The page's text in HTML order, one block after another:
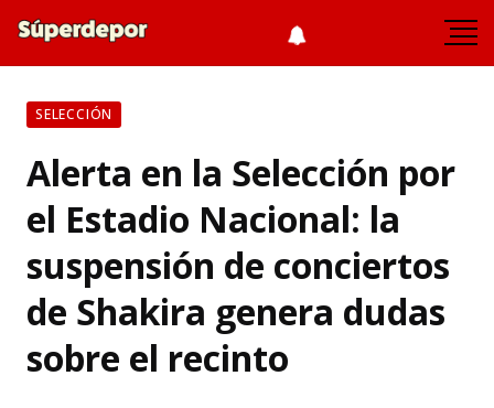
SELECCIÓN
Alerta en la Selección por
el Estadio Nacional: la
suspensión de conciertos
de Shakira genera dudas
sobre el recinto